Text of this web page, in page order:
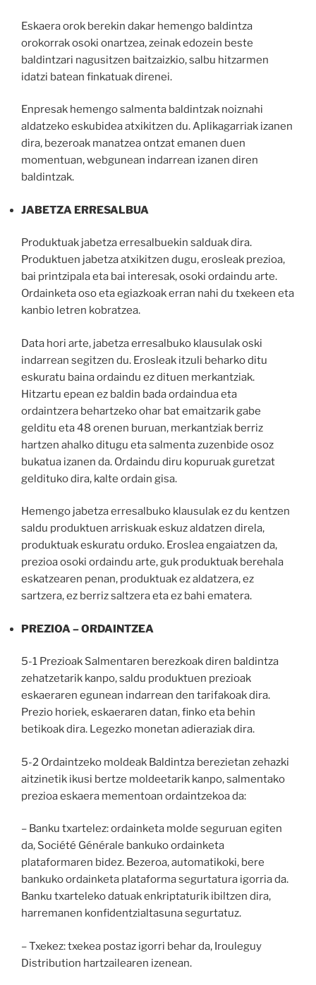
Eskaera orok berekin dakar hemengo baldintza
orokorrak osoki onartzea, zeinak edozein beste
baldintzari nagusitzen baitzaizkio, salbu hitzarmen
idatzi batean finkatuak direnei.
Enpresak hemengo salmenta baldintzak noiznahi
aldatzeko eskubidea atxikitzen du. Aplikagarriak izanen
dira, bezeroak manatzea ontzat emanen duen
momentuan, webgunean indarrean izanen diren
baldintzak.
JABETZA ERRESALBUA
Produktuak jabetza erresalbuekin salduak dira.
Produktuen jabetza atxikitzen dugu, erosleak prezioa,
bai printzipala eta bai interesak, osoki ordaindu arte.
Ordainketa oso eta egiazkoak erran nahi du txekeen eta
kanbio letren kobratzea.
Data hori arte, jabetza erresalbuko klausulak oski
indarrean segitzen du. Erosleak itzuli beharko ditu
eskuratu baina ordaindu ez dituen merkantziak.
Hitzartu epean ez baldin bada ordaindua eta
ordaintzera behartzeko ohar bat emaitzarik gabe
gelditu eta 48 orenen buruan, merkantziak berriz
hartzen ahalko ditugu eta salmenta zuzenbide osoz
bukatua izanen da. Ordaindu diru kopuruak guretzat
geldituko dira, kalte ordain gisa.
Hemengo jabetza erresalbuko klausulak ez du kentzen
saldu produktuen arriskuak eskuz aldatzen direla,
produktuak eskuratu orduko. Eroslea engaiatzen da,
prezioa osoki ordaindu arte, guk produktuak berehala
eskatzearen penan, produktuak ez aldatzera, ez
sartzera, ez berriz saltzera eta ez bahi ematera.
PREZIOA – ORDAINTZEA
5-1 Prezioak Salmentaren berezkoak diren baldintza
zehatzetarik kanpo, saldu produktuen prezioak
eskaeraren egunean indarrean den tarifakoak dira.
Prezio horiek, eskaeraren datan, finko eta behin
betikoak dira. Legezko monetan adieraziak dira.
5-2 Ordaintzeko moldeak Baldintza berezietan zehazki
aitzinetik ikusi bertze moldeetarik kanpo, salmentako
prezioa eskaera mementoan ordaintzekoa da:
– Banku txartelez: ordainketa molde seguruan egiten
da, Société Générale bankuko ordainketa
plataformaren bidez. Bezeroa, automatikoki, bere
bankuko ordainketa plataforma segurtatura igorria da.
Banku txarteleko datuak enkriptaturik ibiltzen dira,
harremanen konfidentzialtasuna segurtatuz.
– Txekez: txekea postaz igorri behar da, Irouleguy
Distribution hartzailearen izenean.